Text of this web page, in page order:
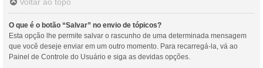
O que é o botão “Salvar” no envio de tópicos?
Esta opção lhe permite salvar o rascunho de uma determinada mensagem
que você deseje enviar em um outro momento. Para recarregá-la, vá ao
Painel de Controle do Usuário e siga as devidas opções.